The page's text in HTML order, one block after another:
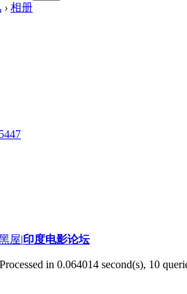
› 相册
屋|印度电影论坛
in 0.064014 second(s), 10